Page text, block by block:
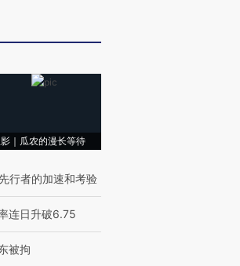
｜瓜农的漫长等待
行者的加速和考验
连日升破6.75
被拘